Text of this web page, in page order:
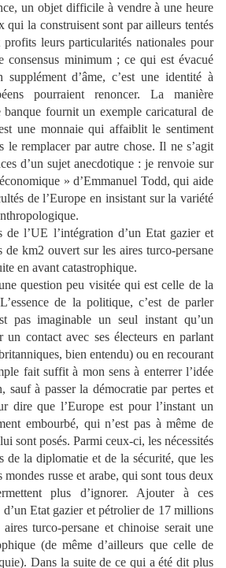
un objet difficile à vendre à une heure
qui la construisent sont par ailleurs tentés
profits leurs particularités nationales pour
consensus minimum ; ce qui est évacué
supplément d’âme, c’est une identité à
pourraient renoncer. La manière
banque fournit un exemple caricatural de
une monnaie qui affaiblit le sentiment
le remplacer par autre chose. Il ne s’agit
d’un sujet anecdotique : je renvoie sur
» d’Emmanuel Todd, qui aide
de l’Europe en insistant sur la variété
de l’UE l’intégration d’un Etat gazier et
de km2 ouvert sur les aires turco-persane
en avant catastrophique.
question peu visitée qui est celle de la
L’essence de la politique, c’est de parler
pas imaginable un seul instant qu’un
un contact avec ses électeurs en parlant
bien entendu) ou en recourant
fait suffit à mon sens à enterrer l’idée
sauf à passer la démocratie par pertes et
dire que l’Europe est pour l’instant un
embourbé, qui n’est pas à même de
sont posés. Parmi ceux-ci, les nécessités
de la diplomatie et de la sécurité, que les
mondes russe et arabe, qui sont tous deux
plus d’ignorer. Ajouter à ces
d’un Etat gazier et pétrolier de 17 millions
turco-persane et chinoise serait une
(de même d’ailleurs que celle de
Dans la suite de ce qui a étédit plus